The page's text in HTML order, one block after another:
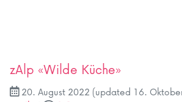
zAlp «Wilde Küche»
20. August 2022 (updated 16.